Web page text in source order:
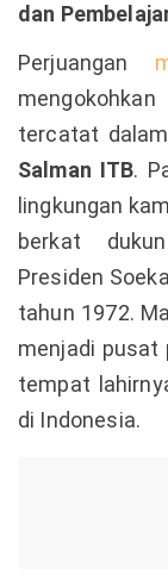
dan
Perjuangan
tercatat
Salman ITB.
lingkungan
berkat
Presiden
tahun 1972.
menjadi pusat
tempat
di Indonesia.